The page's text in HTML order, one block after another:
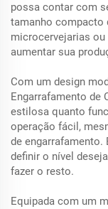
possa contar com
tamanho compacto
microcervejarias
aumentar sua
Com um design
Engarrafamento de
estilosa quanto
operação fácil,
de engarrafamento.
definir o nível
fazer o resto.
Equipada com um